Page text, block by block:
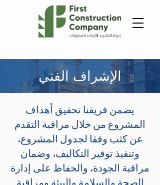
الإشراف الفني
يضمن فريقنا تحقيق أهداف
المشروع من خلال مراقبة التقدم
عن كثب وفقا لجدول المشروع،
وتنفيذ توفير التكاليف، وضمان
مراقبة الجودة، والحفاظ على إدارة